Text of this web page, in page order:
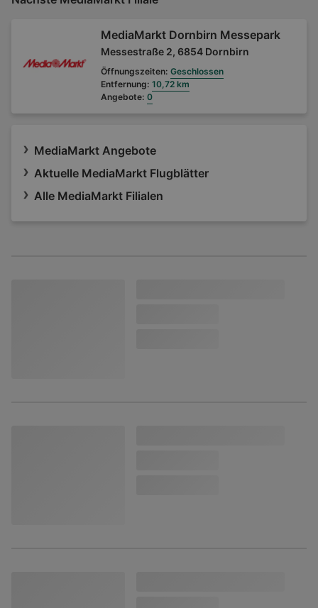
MediaMarkt Dornbirn Messepark
Messestraße 2, 6854 Dornbirn
Öffnungszeiten: Geschlossen
Entfernung: 10,72 km
Angebote: 0
MediaMarkt Angebote
Aktuelle MediaMarkt Flugblätter
Alle MediaMarkt Filialen